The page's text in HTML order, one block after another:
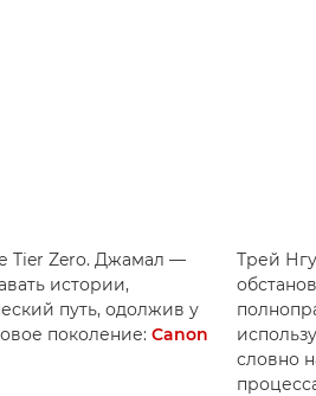
Tier Zero. Джамал —
истории,
путь, одолжив у
поколение: Canon
Трей
словно